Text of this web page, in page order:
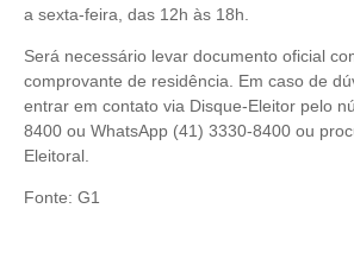
a sexta-feira, das 12h às 18h.
Será necessário levar documento oficial
comprovante de residência. Em caso de
entrar em contato via Disque-Eleitor pelo
8400 ou WhatsApp (41) 3330-8400 ou
Eleitoral.
Fonte: G1